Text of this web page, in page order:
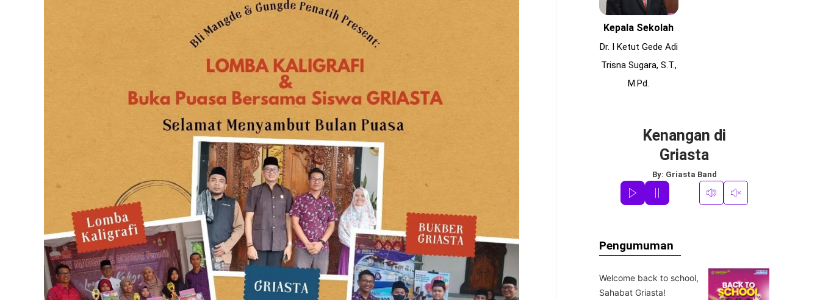
Kepala Sekolah
Dr. I Ketut Gede Adi
Trisna Sugara, S.T.,
M.Pd.
Kenangan di
Griasta
By: Griasta Band
Pengumuman
Welcome back to school,
Sahabat Griasta!